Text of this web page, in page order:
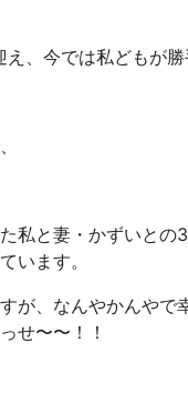
、今では私どもが勝
私と妻・かずいとの3
います。
が、なんやかんやで
せ〜〜！！